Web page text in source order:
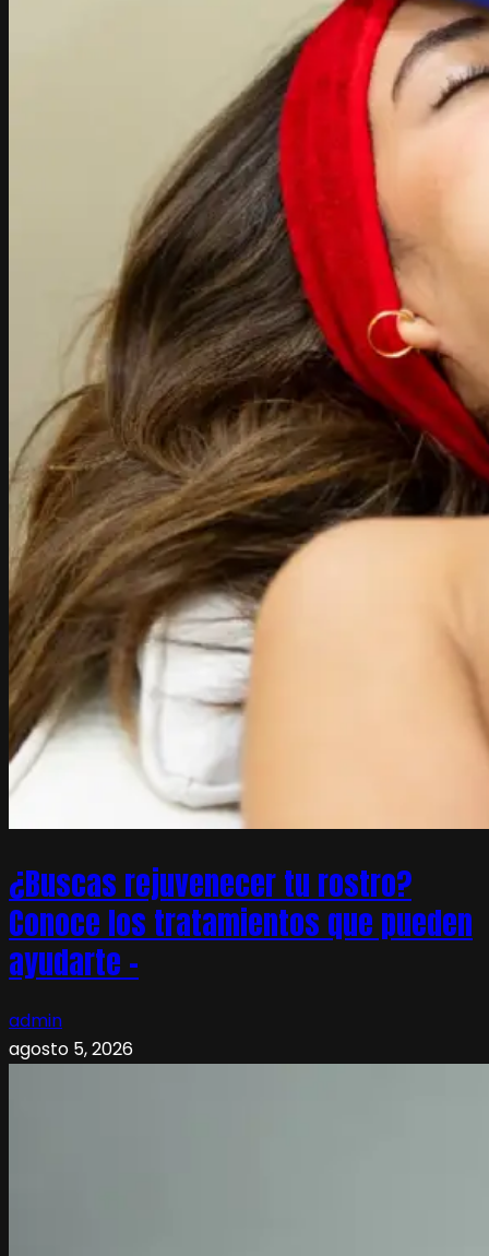
¿Buscas rejuvenecer tu rostro?
Conoce los tratamientos que pueden
ayudarte –
admin
agosto 5, 2026